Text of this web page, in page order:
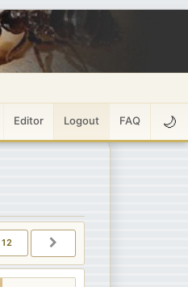
Editor Logout FAQ 🌙
12